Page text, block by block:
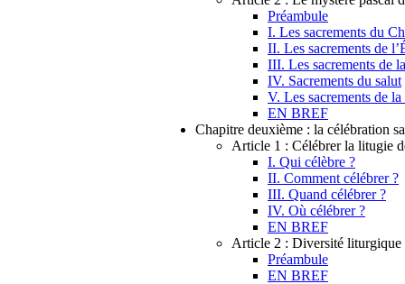
Préambule
I. Les sacrements du
II. Les sacrements de
III. Les sacrements de
IV. Sacrements du salut
V. Les sacrements de
EN BREF
Chapitre deuxième : la célébration
Article 1 : Célébrer la litugie
I. Qui célèbre ?
II. Comment célébrer ?
III. Quand célébrer ?
IV. Où célébrer ?
EN BREF
Article 2 : Diversité liturgique
Préambule
EN BREF